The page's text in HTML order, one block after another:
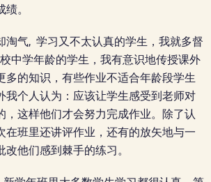
。
气, 学习又不太认真的学生，我就多督
中学年龄的学生，我有意识地传授课外
多的知识，有些作业不适合年龄段学生
我个人认为：应该让学生感受到老师对
，这样他们才会努力完成作业。除了认
在班里还讲评作业，还有的放矢地与一
他们感到棘手的练习。